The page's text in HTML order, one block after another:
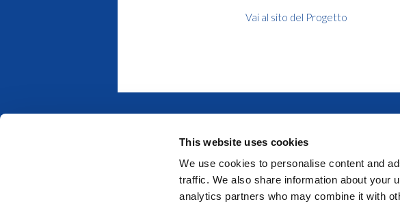
This website uses cookies
We use cookies to personalise content and
traffic. We also share information about your
analytics partners who may combine it with
Vai al sito del Progetto